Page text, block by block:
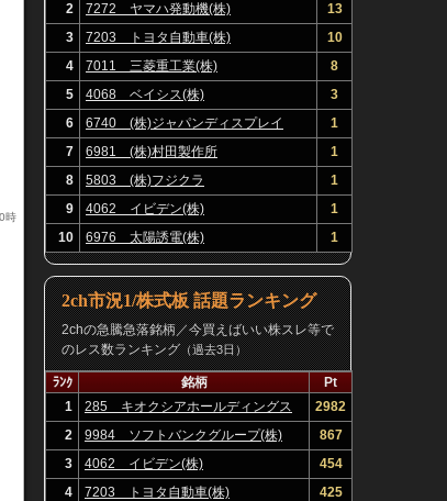
時
2
7272 ヤマハ発動機(株)
13
3
7203 トヨタ自動車(株)
10
4
7011 三菱重工業(株)
8
5
4068 ベイシス(株)
3
6
6740 (株)ジャパンディスプレイ
1
7
6981 (株)村田製作所
1
8
5803 (株)フジクラ
1
9
4062 イビデン(株)
1
10
6976 太陽誘電(株) 1
2ch市況1/株式板 話題ランキング
2chの急騰急落銘柄／今買えばいい株スレ等で
のレス数ランキング（過去3日）
ﾗﾝｸ 銘柄
Pt
1
285 キオクシアホールディングス
(株)
2982
2
9984 ソフトバンクグループ(株)
867
3
4062 イビデン(株)
454
4
7203 トヨタ自動車(株)
425